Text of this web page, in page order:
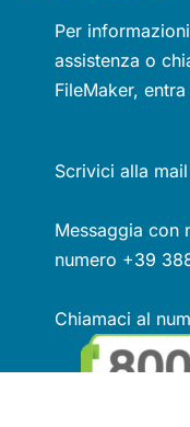
Per
assistenza o
FileMaker,
Scrivici alla
Messaggia con
numero +39
Chiamaci al